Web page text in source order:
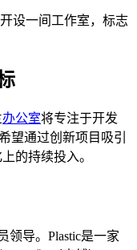
设一间工作室，标志
办公室将专注于开发
望通过创新项目吸引
的持续投入。
领导。Plastic是一家